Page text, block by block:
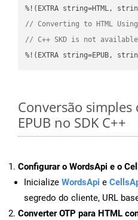
// Converting to HTML Using
// C++ SKD is not available
%!(EXTRA string=EPUB,
Conversão simples
EPUB no SDK C++
Configurar o WordsApi e o
Inicialize WordsApi e
segredo do cliente, URL
Converter OTP para HTML